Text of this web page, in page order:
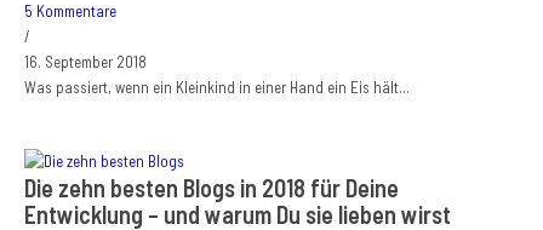
5 Kommentare
/
16. September 2018
Was passiert, wenn ein Kleinkind in einer Hand ein Eis hält…
Die zehn besten Blogs in 2018 für Deine
Entwicklung – und warum Du sie lieben wirst